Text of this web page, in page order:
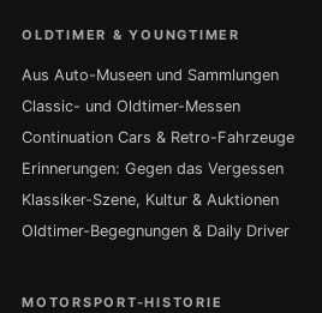
OLDTIMER & YOUNGTIMER
Aus Auto-Museen und Sammlungen
Classic- und Oldtimer-Messen
Continuation Cars & Retro-Fahrzeuge
Erinnerungen: Gegen das Vergessen
Klassiker-Szene, Kultur & Auktionen
Oldtimer-Begegnungen & Daily Driver
MOTORSPORT-HISTORIE